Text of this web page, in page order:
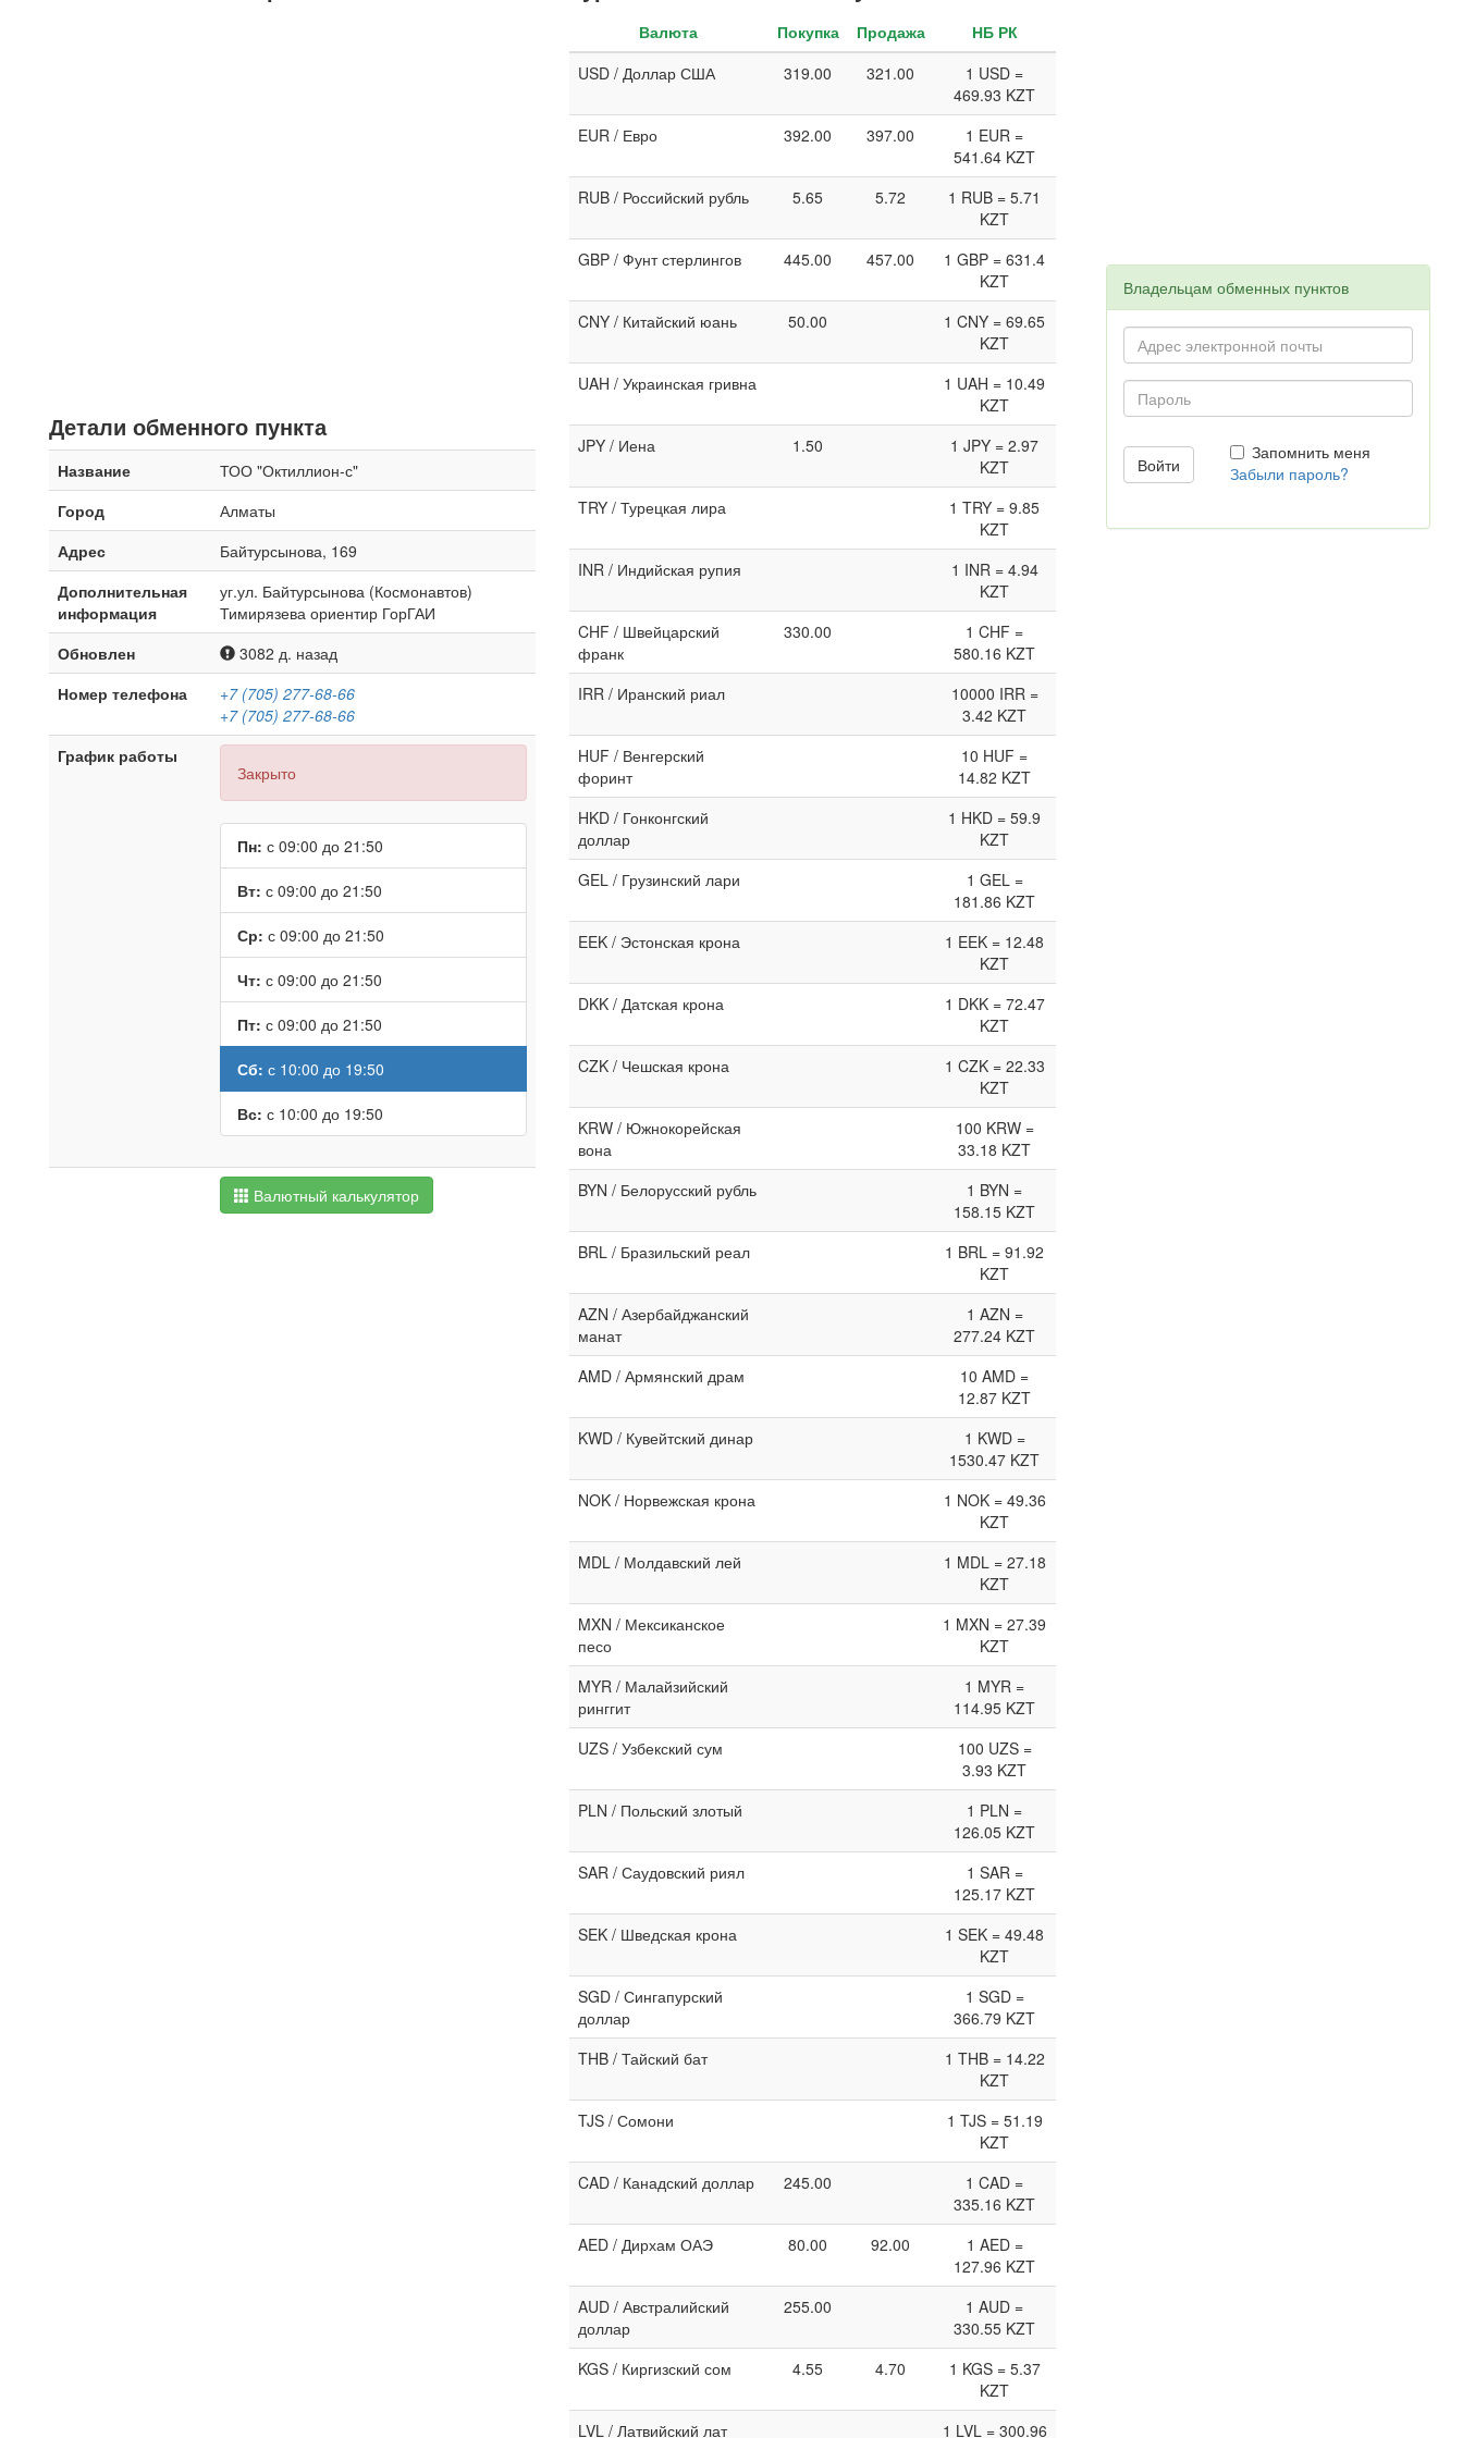
Детали обменного пункта
Название
ТОО "Октиллион-с"
Город
Алматы
Адрес
Байтурсынова, 169
Дополнительная
информация
уг.ул. Байтурсынова (Космонавтов)
Тимирязева ориентир ГорГАИ
Обновлен
3082 д. назад
Номер телефона
+7 (705) 277-68-66
+7 (705) 277-68-66
График работы
Закрыто
Пн: с 09:00 до 21:50
Вт: с 09:00 до 21:50
Ср: с 09:00 до 21:50
Чт: с 09:00 до 21:50
Пт: с 09:00 до 21:50
Сб: с 10:00 до 19:50
Вс: с 10:00 до 19:50
Валютный калькулятор
Валюта Покупка Продажа
НБ РК
USD / Доллар США
319.00 321.00
1 USD =
469.93 KZT
EUR / Евро
392.00 397.00
1 EUR =
541.64 KZT
RUB / Российский рубль
5.65 5.72
1 RUB = 5.71
KZT
GBP / Фунт стерлингов
445.00 457.00
1 GBP = 631.4
KZT
CNY / Китайский юань
50.00
1 CNY = 69.65
KZT
UAH / Украинская гривна
1 UAH = 10.49
KZT
JPY / Иена
1.50
1 JPY = 2.97
KZT
TRY / Турецкая лира
1 TRY = 9.85
KZT
INR / Индийская рупия
1 INR = 4.94
KZT
CHF / Швейцарский
франк
330.00
1 CHF =
580.16 KZT
IRR / Иранский риал
10000 IRR =
3.42 KZT
HUF / Венгерский
форинт
10 HUF =
14.82 KZT
HKD / Гонконгский
доллар
1 HKD = 59.9
KZT
GEL / Грузинский лари
1 GEL =
181.86 KZT
EEK / Эстонская крона
1 EEK = 12.48
KZT
DKK / Датская крона
1 DKK = 72.47
KZT
CZK / Чешская крона
1 CZK = 22.33
KZT
KRW / Южнокорейская
вона
100 KRW =
33.18 KZT
BYN / Белорусский рубль
1 BYN =
158.15 KZT
BRL / Бразильский реал
1 BRL = 91.92
KZT
AZN / Азербайджанский
манат
1 AZN =
277.24 KZT
AMD / Армянский драм
10 AMD =
12.87 KZT
KWD / Кувейтский динар
1 KWD =
1530.47 KZT
NOK / Норвежская крона
1 NOK = 49.36
KZT
MDL / Молдавский лей
1 MDL = 27.18
KZT
MXN / Мексиканское
песо
1 MXN = 27.39
KZT
MYR / Малайзийский
ринггит
1 MYR =
114.95 KZT
UZS / Узбекский сум
100 UZS =
3.93 KZT
PLN / Польский злотый
1 PLN =
126.05 KZT
SAR / Саудовский риял
1 SAR =
125.17 KZT
SEK / Шведская крона
1 SEK = 49.48
KZT
SGD / Сингапурский
доллар
1 SGD =
366.79 KZT
THB / Тайский бат
1 THB = 14.22
KZT
TJS / Сомони
1 TJS = 51.19
KZT
CAD / Канадский доллар
245.00
1 CAD =
335.16 KZT
AED / Дирхам ОАЭ
80.00 92.00
1 AED =
127.96 KZT
AUD / Австралийский
доллар
255.00
1 AUD =
330.55 KZT
KGS / Киргизский сом
4.55 4.70
1 KGS = 5.37
KZT
LVL / Латвийский лат
1 LVL = 300.96
Владельцам обменных пунктов
Запомнить меня
Забыли пароль?